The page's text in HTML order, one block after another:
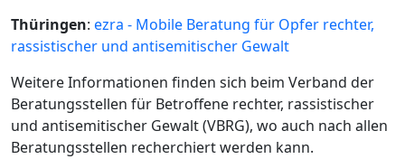
Thüringen: ezra - Mobile Beratung für Opfer rechter,
rassistischer und antisemitischer Gewalt
Weitere Informationen finden sich beim Verband der
Beratungsstellen für Betroffene rechter, rassistischer
und antisemitischer Gewalt (VBRG), wo auch nach allen
Beratungsstellen recherchiert werden kann.